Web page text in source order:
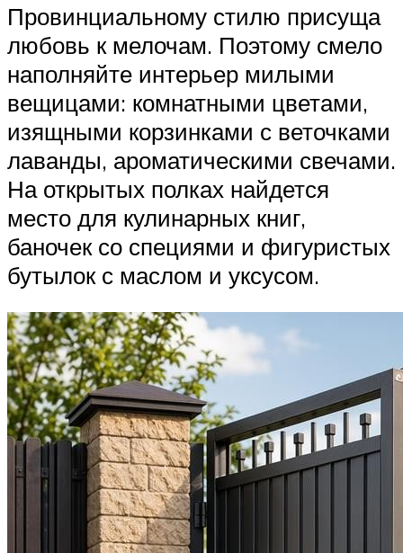
Провинциальному стилю присуща
любовь к мелочам. Поэтому смело
наполняйте интерьер милыми
вещицами: комнатными цветами,
изящными корзинками с веточками
лаванды, ароматическими свечами.
На открытых полках найдется
место для кулинарных книг,
баночек со специями и фигуристых
бутылок с маслом и уксусом.